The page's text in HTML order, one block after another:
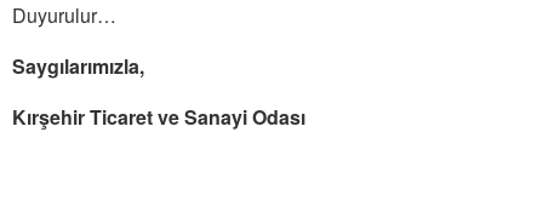
Duyurulur…
Saygılarımızla,
Kırşehir Ticaret ve Sanayi Odası